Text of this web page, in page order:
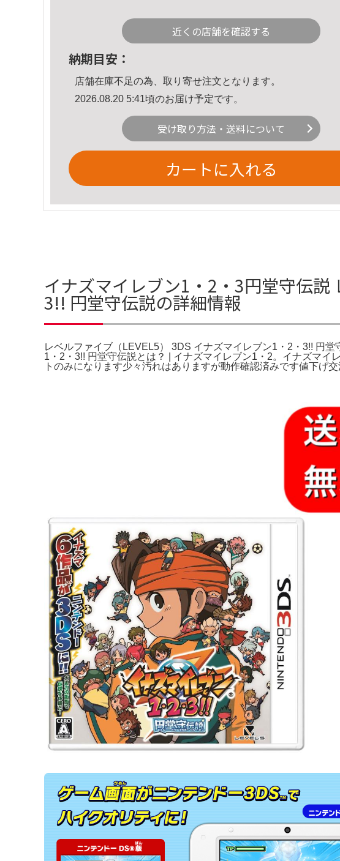
近くの店舗を確認する
納期目安：
店舗在庫不足の為、取り寄せ注文となります。
2026.08.20 5:41頃のお届け予定です。
受け取り方法・送料について
カートに入れる
イナズマイレブン1・2・3円堂守伝説
3!! 円堂守伝説の詳細情報
レベルファイブ（LEVEL5） 3DS イナズマイレブン1・2・3!! 円
1・2・3!! 円堂守伝説とは？ | イナズマイレブン1・2。イナズマ
トのみになります少々汚れはありますが動作確認済みです値下げ